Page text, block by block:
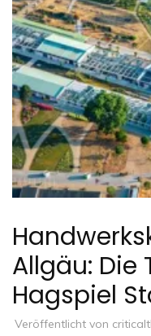
Allgäu: Die
Hagspiel
Veröffentlicht von